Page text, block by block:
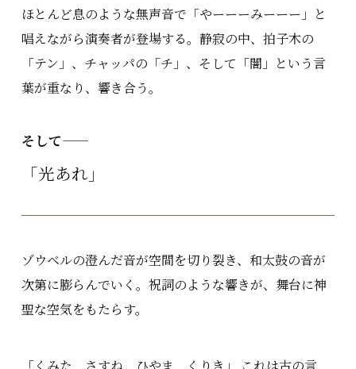
ほとんど息のような無声音で「やーーーみーーー」と
唱えながら演奏者が登場する。静寂の中、拍子木の
「テン」、チャッパの「チ」、そして「闇」という言
葉が重なり、響き合う。
そして——
「光あれ」
ゾウベルの澄んだ音が空間を切り裂き、和太鼓の音が
次第に膨らんでいく。祝詞のような響きが、舞台に神
聖な空気をもたらす。
「くみた さすね ひやま くりき」 これは古の言